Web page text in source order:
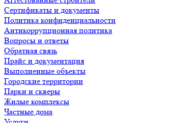
Сертификаты и документы
Политика конфиденциальности
Антикоррупционная политика
Вопросы и ответы
Обратная связь
Прайс и документация
Выполненные объекты
Городские территории
Парки и скверы
Жилые комплексы
Частные дома